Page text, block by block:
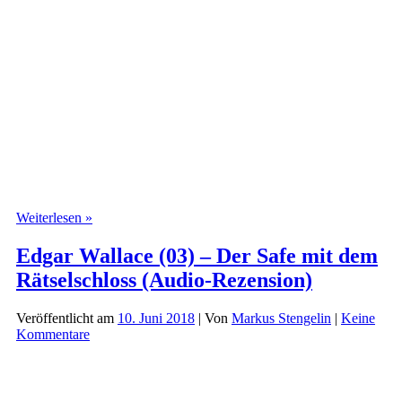
Weiterlesen »
(01)
–
Beruf:
(Audio-
Rezension)
Edgar Wallace (03) – Der Safe mit dem
Rätselschloss (Audio-Rezension)
Veröffentlicht am 10. Juni 2018 | Von Markus Stengelin | Keine
Kommentare